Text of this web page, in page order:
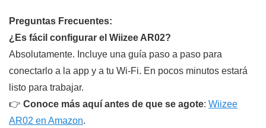
Preguntas Frecuentes:
¿Es fácil configurar el Wiizee AR02?
Absolutamente. Incluye una guía paso a paso para
conectarlo a la app y a tu Wi-Fi. En pocos minutos estará
listo para trabajar.
👉 Conoce más aquí antes de que se agote: Wiizee
AR02 en Amazon.